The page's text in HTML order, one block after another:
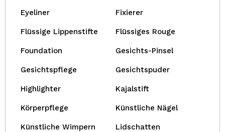
Eyeliner Fixierer
Flüssige Lippenstifte Flüssiges Rouge
Foundation Gesichts-Pinsel
Gesichtspflege Gesichtspuder
Highlighter Kajalstift
Körperpflege Künstliche Nägel
Künstliche Wimpern Lidschatten